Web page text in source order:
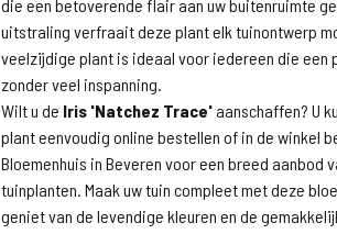
die een betoverende flair aan uw buitenruimte
uitstraling verfraait deze plant elk tuinontwerp
veelzijdige plant is ideaal voor iedereen die een
zonder veel inspanning.
Wilt u de Iris 'Natchez Trace'aanschaffen? U
plant eenvoudig online bestellen of in de winkel
Bloemenhuis in Beveren voor een breed aanbod
tuinplanten. Maak uw tuin compleet met deze
geniet van de levendige kleuren en de